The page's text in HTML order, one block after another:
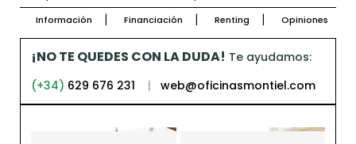
Información Financiación Renting Opiniones
¡NO TE QUEDES CON LA DUDA! Te ayudamos:
(+34) 629 676 231 | web@oficinasmontiel.com